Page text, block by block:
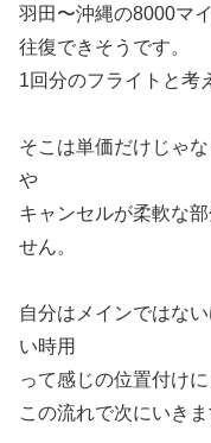
羽田〜沖縄の8000マ
往復できそうです。
1回分のフライトと考
そこは単価だけじゃ
や
キャンセルが柔軟な
せん。
自分はメインではな
い時用
って感じの位置付けに
この流れで次にいきま